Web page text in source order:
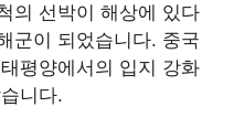
의 선박이 해상에 있다
군이 되었습니다. 중국
평양에서의 입지 강화
니다.